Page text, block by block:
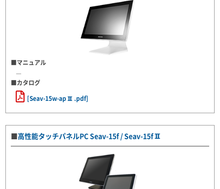
■マニュアル
―
■カタログ
[Seav-15w-apⅡ.pdf]
■高性能タッチパネルPC Seav-15f / Seav-15fⅡ